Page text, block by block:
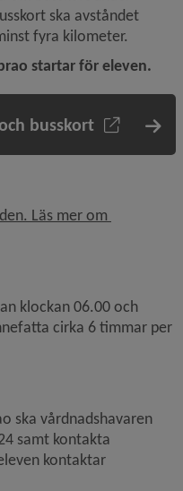
ska avståndet
fyra kilometer.
startar för eleven.
busskort
Läs mer om
klockan 06.00 och
cirka 6 timmar per
ska vårdnadshavaren
samt kontakta
kontaktar